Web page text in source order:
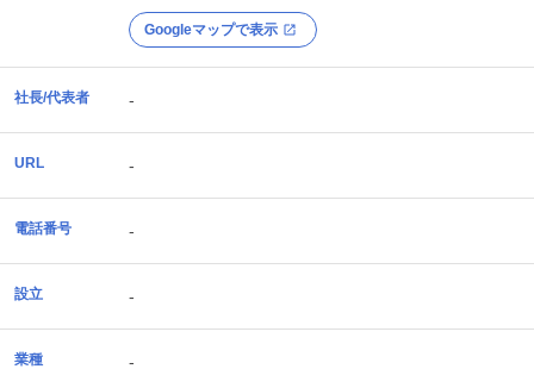
Googleマップで表示
社長/代表者 -
URL -
電話番号 -
設立 -
業種 -